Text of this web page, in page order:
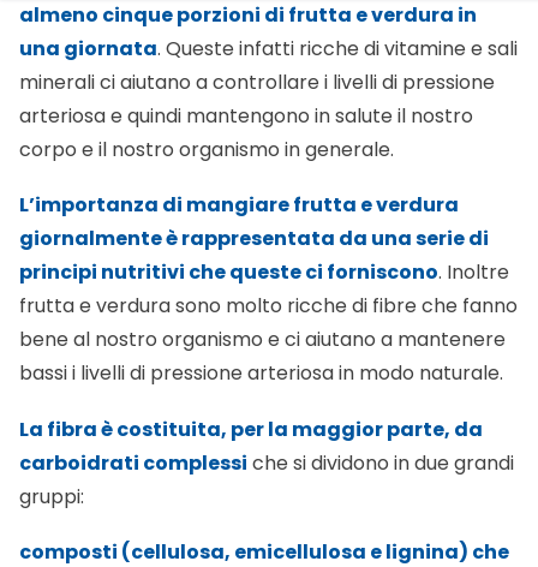
almeno cinque porzioni di frutta e verdura in
una giornata. Queste infatti ricche di vitamine e sali
minerali ci aiutano a controllare i livelli di pressione
arteriosa e quindi mantengono in salute il nostro
corpo e il nostro organismo in generale.
L’importanza di mangiare frutta e verdura
giornalmente è rappresentata da una serie di
principi nutritivi che queste ci forniscono. Inoltre
frutta e verdura sono molto ricche di fibre che fanno
bene al nostro organismo e ci aiutano a mantenere
bassi i livelli di pressione arteriosa in modo naturale.
La fibra è costituita, per la maggior parte, da
carboidrati complessi che si dividono in due grandi
gruppi:
composti (cellulosa, emicellulosa e lignina) che